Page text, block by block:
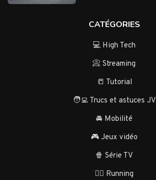
CATÉGORIES
💻 High Tech
📀 Streaming
📒 Tutorial
🧑‍💻 Trucs et astuces JV
🚘 Mobilité
🎮 Jeux vidéo
🍿 Série TV
🏃‍♂️ Running